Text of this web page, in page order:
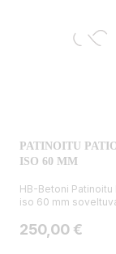
PATINOITU
ISO 60 MM
HB-Betoni Patinoitu
iso 60 mm
Hinta
250,00 €